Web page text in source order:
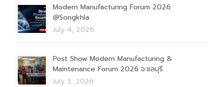
Modern Manufacturing Forum 2026
@Songkhla
July 4, 2026
Post Show Modern Manufacturing &
Maintenance Forum 2026 จ.ชลบุรี
July 3, 2026